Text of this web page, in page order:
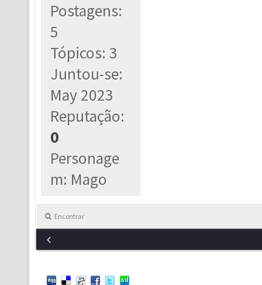
Postagens:
5
Tópicos: 3
Juntou-se:
May 2023
Reputação:
0
Personage
m: Mago
Encontrar